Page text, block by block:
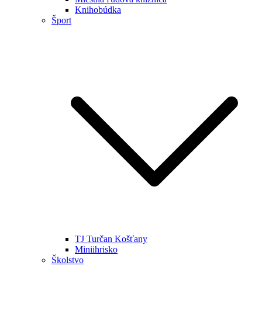
Knihobúdka
Šport
TJ Turčan Košťany
Miniihrisko
Školstvo